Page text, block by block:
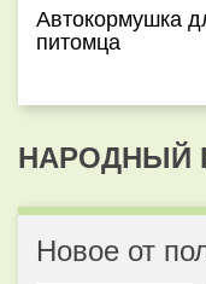
Автокормушка
питомца
НАРОДНЫЙ
Новое от